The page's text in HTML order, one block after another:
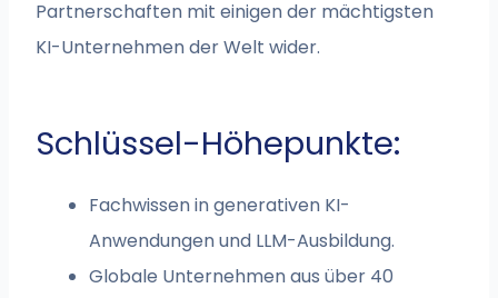
Partnerschaften mit einigen der mächtigsten
KI-Unternehmen der Welt wider.
Schlüssel-Höhepunkte:
Fachwissen in generativen KI-
Anwendungen und LLM-Ausbildung.
Globale Unternehmen aus über 40